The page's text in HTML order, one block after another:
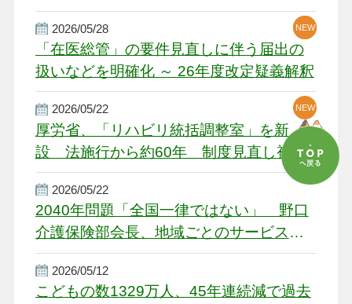
厳しい経営環境に危機感
2026/05/28
「在医総管」の要件見直しに伴う届出の
扱いなどを明確化 ～ 26年度改定疑義解釈
NEW
NEW
2026/05/22
厚労省、「リハビリ統括調整室」を新
設 法施行から約60年 制度見直し視野
NEW
2026/05/22
2040年問題「全国一律ではない」 野口
介護保険部会長、地域ごとのサービス基
盤整備を促す
2026/05/12
こどもの数1329万人、45年連続減で過去